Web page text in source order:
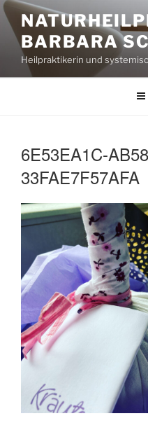
Zum
Inhalt
springenBARBARA
Heilpraktikerin und
6E53EA1C-
33FAE7F57AFA